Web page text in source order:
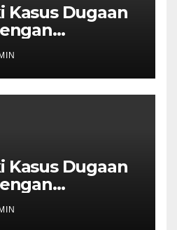
Kasus Dugaan
HP
Kasus Dugaan
HP